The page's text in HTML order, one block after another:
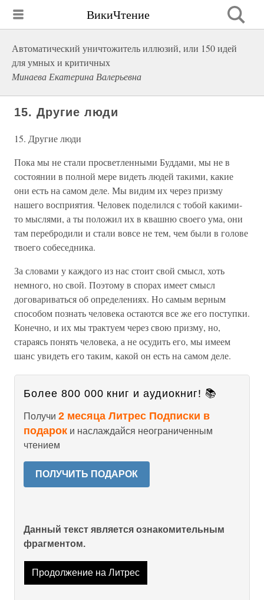
ВикиЧтение
Автоматический уничтожитель иллюзий, или 150 идей
для умных и критичных
Минаева Екатерина Валерьевна
15. Другие люди
15. Другие люди
Пока мы не стали просветленными Буддами, мы не в
состоянии в полной мере видеть людей такими, какие
они есть на самом деле. Мы видим их через призму
нашего восприятия. Человек поделился с тобой какими-
то мыслями, а ты положил их в квашню своего ума, они
там перебродили и стали вовсе не тем, чем были в голове
твоего собеседника.
За словами у каждого из нас стоит свой смысл, хоть
немного, но свой. Поэтому в спорах имеет смысл
договариваться об определениях. Но самым верным
способом познать человека остаются все же его поступки.
Конечно, и их мы трактуем через свою призму, но,
стараясь понять человека, а не осудить его, мы имеем
шанс увидеть его таким, какой он есть на самом деле.
Более 800 000 книг и аудиокниг! 📚
Получи 2 месяца Литрес Подписки в
подарок и наслаждайся неограниченным
чтением
ПОЛУЧИТЬ ПОДАРОК
Данный текст является ознакомительным
фрагментом.
Продолжение на Литрес